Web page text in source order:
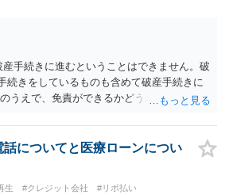
手続きに進むということはできません。破
続きをしているものも含めて破産手続きに
うえで、免責ができるかどうか含めて今後
についてと医療ローンについ
生 #クレジット会社
#リボ払い